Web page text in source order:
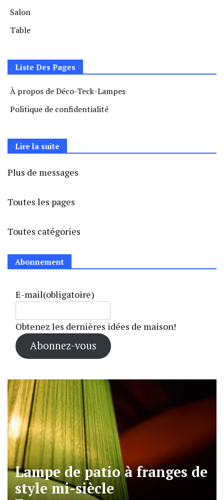
Salon
Table
Liste Des Pages
À propos de Déco-Teck-Lampes
Politique de confidentialité
Lire la suite
Plus de messages
Toutes les pages
Toutes catégories
Abonnement
E-mail(obligatoire)
Obtenez les dernières idées de maison!
Abonnez-vous
Lampe de patio à franges de
style mi-siècle